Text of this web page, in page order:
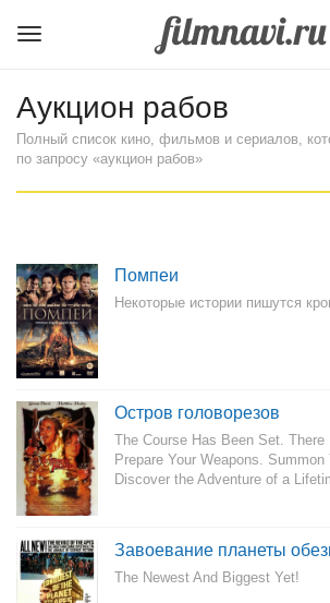
Аукцион рабов
Полный список кино, фильмов и сериалов,
по запросу «аукцион рабов»
Помпеи
Некоторые истории пишутся
Остров головорезов
The Course Has Been Set.
Prepare Your Weapons. Summon
Discover the Adventure of a
Завоевание планеты
The Newest And Biggest Yet!